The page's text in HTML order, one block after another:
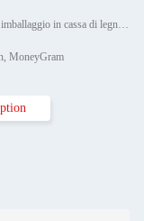
Imballaggi particolari: OPP bag, cartone, pallet di legno o imballaggio in cassa di legno, può fornire etichette personalizz
MoneyGram